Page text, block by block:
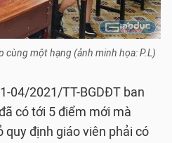
cùng một hạng (ảnh minh họa: P.L)
04/2021/TT-BGDĐT ban
có tới 5 điểm mới mà
quy định giáo viên phải có